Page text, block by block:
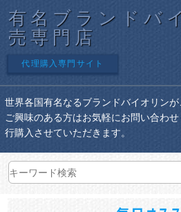
有名ブランドバ
売専門店
代理購入専門サイト
世界各国有名なるブランドバイオリンが
ご興味のある方はお気軽にお問い合わ
行購入させていただきます。